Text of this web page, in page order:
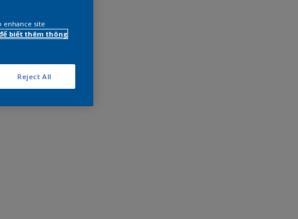
tươi vui.
enhance site
biết thêm thông
Reject All